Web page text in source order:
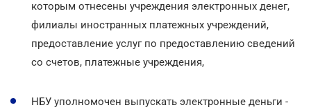
которым отнесены учреждения электронных денег,
филиалы иностранных платежных учреждений,
предоставление услуг по предоставлению сведений
со счетов, платежные учреждения,
НБУ уполномочен выпускать электронные деньги -